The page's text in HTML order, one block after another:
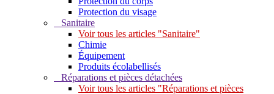
Protection du visage
Sanitaire
Voir tous les articles "Sanitaire"
Chimie
Équipement
Produits écolabellisés
Réparations et pièces détachées
Voir tous les articles "Réparations et pièces